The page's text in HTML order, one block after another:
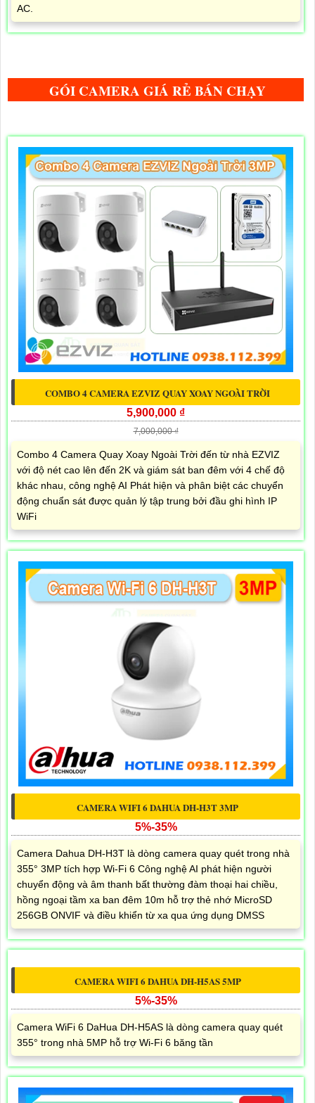
AC.
GÓI CAMERA GIÁ RẺ BÁN CHẠY
COMBO 4 CAMERA EZVIZ QUAY XOAY NGOÀI TRỜI
5,900,000 ₫
7,000,000 ₫
Combo 4 Camera Quay Xoay Ngoài Trời đến từ nhà EZVIZ
với độ nét cao lên đến 2K và giám sát ban đêm với 4 chế độ
khác nhau, công nghệ AI Phát hiện và phân biệt các chuyển
động chuẩn sát được quản lý tập trung bởi đầu ghi hình IP
WiFi
CAMERA WIFI 6 DAHUA DH-H3T 3MP
5%-35%
Camera Dahua DH-H3T là dòng camera quay quét trong nhà
355° 3MP tích hợp Wi-Fi 6 Công nghệ AI phát hiện người
chuyển động và âm thanh bất thường đàm thoại hai chiều,
hồng ngoại tầm xa ban đêm 10m hỗ trợ thẻ nhớ MicroSD
256GB ONVIF và điều khiển từ xa qua ứng dụng DMSS
CAMERA WIFI 6 DAHUA DH-H5AS 5MP
5%-35%
Camera WiFi 6 DaHua DH-H5AS là dòng camera quay quét
355° trong nhà 5MP hỗ trợ Wi-Fi 6 băng tần